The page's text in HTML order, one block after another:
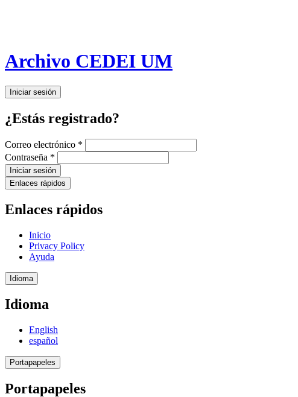
Archivo CEDEI UM
Iniciar sesión
¿Estás registrado?
Correo electrónico *
Contraseña *
Iniciar sesión
Enlaces rápidos
Enlaces rápidos
Inicio
Privacy Policy
Ayuda
Idioma
Idioma
English
español
Portapapeles
Portapapeles